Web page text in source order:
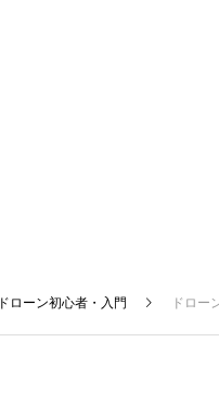
ドローン初心者・入門 ドロー